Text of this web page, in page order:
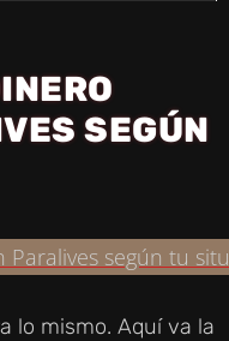
SEGÚN
lo mismo. Aquí va la